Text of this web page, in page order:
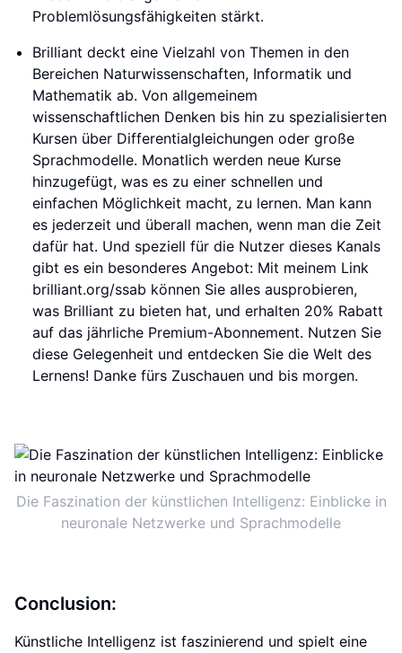
Problemlösungsfähigkeiten stärkt.
Brilliant deckt eine Vielzahl von Themen in den
Bereichen Naturwissenschaften, Informatik und
Mathematik ab. Von allgemeinem
wissenschaftlichen Denken bis hin zu spezialisierten
Kursen über Differentialgleichungen oder große
Sprachmodelle. Monatlich werden neue Kurse
hinzugefügt, was es zu einer schnellen und
einfachen Möglichkeit macht, zu lernen. Man kann
es jederzeit und überall machen, wenn man die Zeit
dafür hat. Und speziell für die Nutzer dieses Kanals
gibt es ein besonderes Angebot: Mit meinem Link
brilliant.org/ssab können Sie alles ausprobieren,
was Brilliant zu bieten hat, und erhalten 20% Rabatt
auf das jährliche Premium-Abonnement. Nutzen Sie
diese Gelegenheit und entdecken Sie die Welt des
Lernens! Danke fürs Zuschauen und bis morgen.
Die Faszination der künstlichen Intelligenz: Einblicke in
neuronale Netzwerke und Sprachmodelle
Conclusion:
Künstliche Intelligenz ist faszinierend und spielt eine